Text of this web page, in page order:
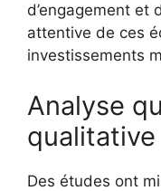
d’engagement et
attentive de ces
investissements
Analyse
qualitative
Des études ont